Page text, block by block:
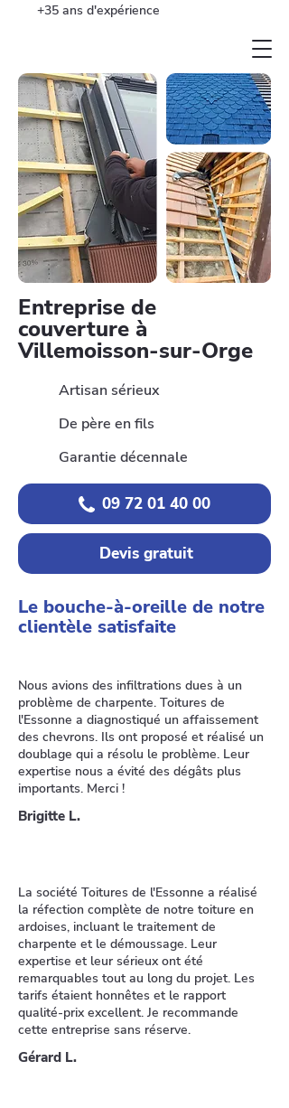
+35 ans d'expérience
Entreprise de
couverture à
Villemoisson-sur-Orge
Artisan sérieux
De père en fils
Garantie décennale
09 72 01 40 00
Devis gratuit
Le bouche-à-oreille de notre
clientèle satisfaite
Nous avions des infiltrations dues à un
problème de charpente. Toitures de
l'Essonne a diagnostiqué un affaissement
des chevrons. Ils ont proposé et réalisé un
doublage qui a résolu le problème. Leur
expertise nous a évité des dégâts plus
importants. Merci !
Brigitte L.
La société Toitures de l'Essonne a réalisé
la réfection complète de notre toiture en
ardoises, incluant le traitement de
charpente et le démoussage. Leur
expertise et leur sérieux ont été
remarquables tout au long du projet. Les
tarifs étaient honnêtes et le rapport
qualité-prix excellent. Je recommande
cette entreprise sans réserve.
Gérard L.